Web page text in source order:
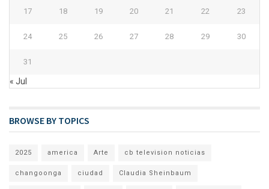
17 18 19 20 21 22 23
24 25 26 27 28 29 30
31
« Jul
BROWSE BY TOPICS
2025 america Arte cb television noticias
changoonga ciudad Claudia Sheinbaum